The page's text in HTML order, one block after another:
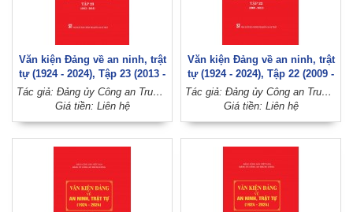
Văn kiện Đảng về an ninh, trật
tự (1924 - 2024), Tập 23 (2013 -
2016)
Tác giả: Đảng ủy Công an Trung ương (Đảng Cộng sản Việt Nam)
Giá tiền: Liên hệ
Văn kiện Đảng về an ninh, trật
tự (1924 - 2024), Tập 22 (2009 -
2012)
Tác giả: Đảng ủy Công an Trung ương (Đảng Cộng sản Việt Nam)
Giá tiền: Liên hệ